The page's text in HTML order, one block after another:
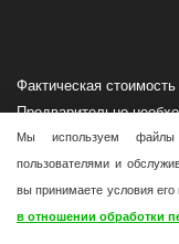
Фактическая
Предварительно
по наличию и
Интернет-магазин wind-
наличия оборудования
Доставка по всей
Мы используем
пользователями и
вы принимаете условия
в отношении обработки